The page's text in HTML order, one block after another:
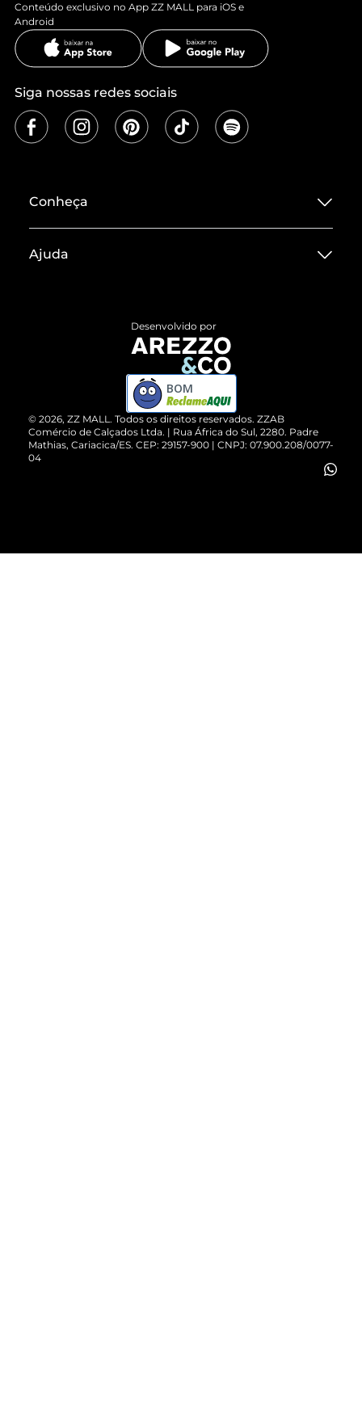
Conteúdo exclusivo no App ZZ MALL para iOS e
Android
Siga nossas redes sociais
Conheça
Termos de Uso
ZZ MALL é confiável
Cartão Presente
Vendas Corporativas
Ajuda
Devolução do Produto
Compre pelo WhatsApp
© 2026, ZZ MALL. Todos os direitos reservados. ZZAB
Comércio de Calçados Ltda. | Rua África do Sul, 2280. Padre
Mathias, Cariacica/ES. CEP: 29157-900 | CNPJ: 07.900.208/0077-
04
Desenvolvido por
BOM